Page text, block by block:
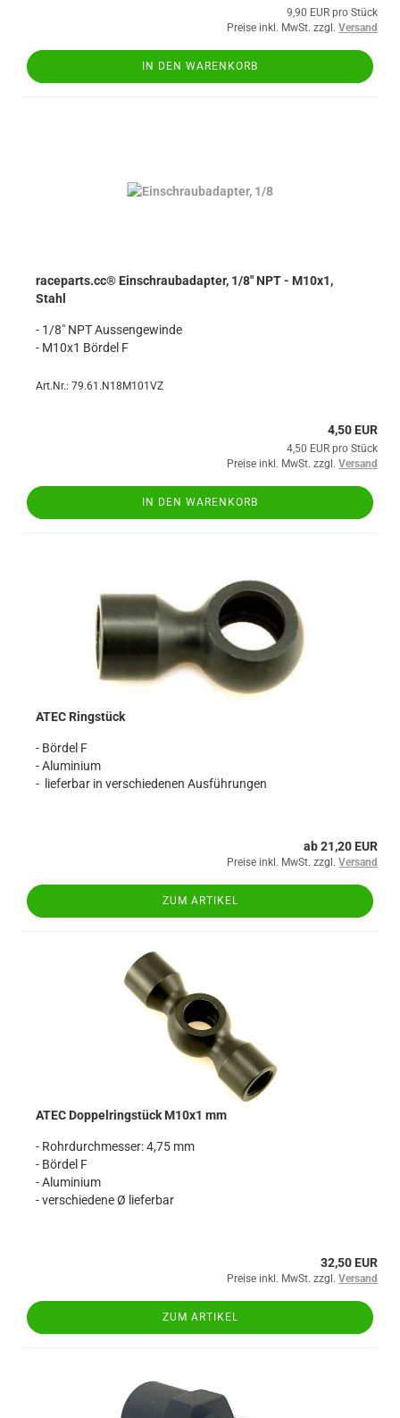
9,90 EUR pro Stück
Preise inkl. MwSt. zzgl. Versand
IN DEN WARENKORB
raceparts.cc® Einschraubadapter, 1/8" NPT - M10x1,
Stahl
- 1/8" NPT Aussengewinde
- M10x1 Bördel F
Art.Nr.: 79.61.N18M101VZ
4,50 EUR
4,50 EUR pro Stück
Preise inkl. MwSt. zzgl. Versand
IN DEN WARENKORB
ATEC Ringstück
- Bördel F
- Aluminium
- lieferbar in verschiedenen Ausführungen
ab 21,20 EUR
Preise inkl. MwSt. zzgl. Versand
ZUM ARTIKEL
ATEC Doppelringstück M10x1 mm
- Rohrdurchmesser: 4,75 mm
- Bördel F
- Aluminium
- verschiedene Ø lieferbar
32,50 EUR
Preise inkl. MwSt. zzgl. Versand
ZUM ARTIKEL